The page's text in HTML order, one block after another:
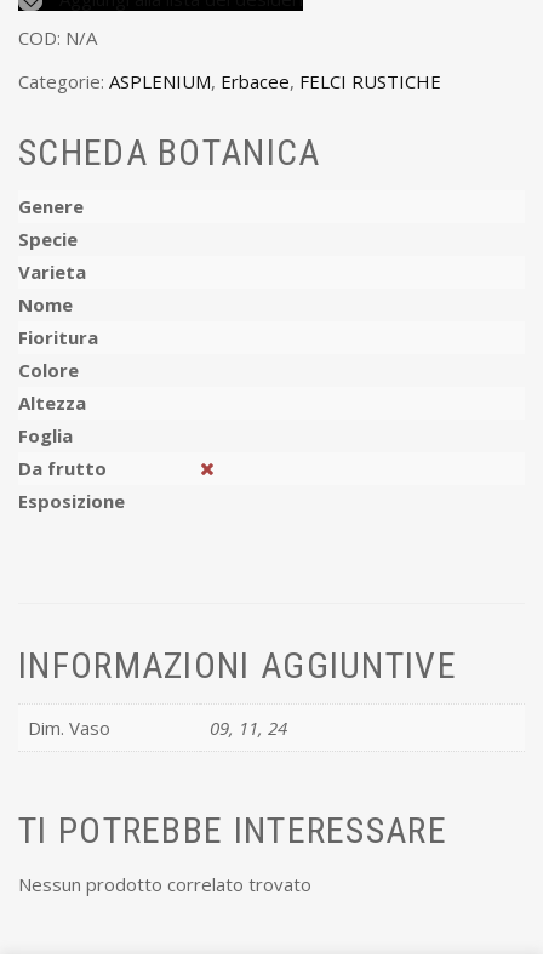
COD: N/A
Categorie: ASPLENIUM, Erbacee, FELCI RUSTICHE
SCHEDA BOTANICA
Genere
Specie
Varieta
Nome
Fioritura
Colore
Altezza
Foglia
Da frutto
Esposizione
INFORMAZIONI AGGIUNTIVE
Dim. Vaso 09, 11, 24
TI POTREBBE INTERESSARE
Nessun prodotto correlato trovato